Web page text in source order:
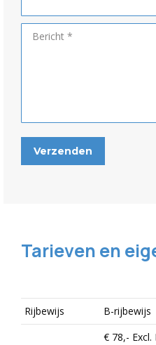
Tarieven en
Rijbewijs B-rijbewijs
€ 78,- Excl.